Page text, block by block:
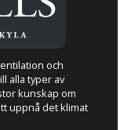
och
alla typer av
kunskap om
uppnå det klimat